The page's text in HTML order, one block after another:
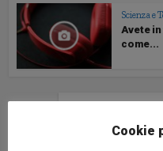
Scienza e
Avete
come...
Cookie